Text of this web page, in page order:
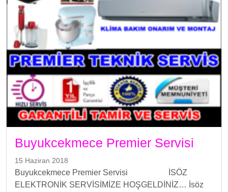
Buyukcekmece Premier Servisi
15 Haziran 2018
Buyukcekmece Premier Servisi İSÖZ
ELEKTRONİK SERVİSİMİZE HOŞGELDİNİZ… İsöz